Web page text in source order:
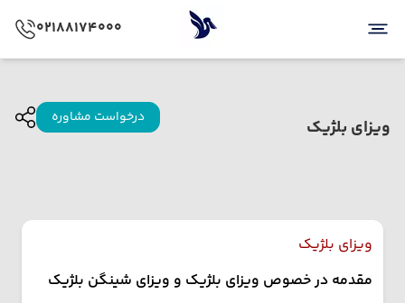
02188174000
ویزای بلژیک درخواست مشاوره
ویزای بلژیک
مقدمه در خصوص ویزای بلژیک و ویزای شینگن بلژیک